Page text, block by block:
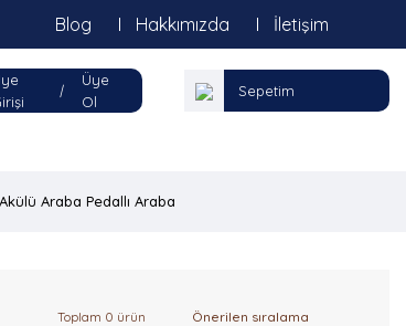
Blog Hakkımızda İletişim
|
Üye
Ol
Sepetim
Akülü Araba Pedallı Araba
Toplam 0 ürün